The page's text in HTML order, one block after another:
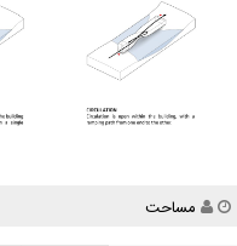
نویسنده
مساحت